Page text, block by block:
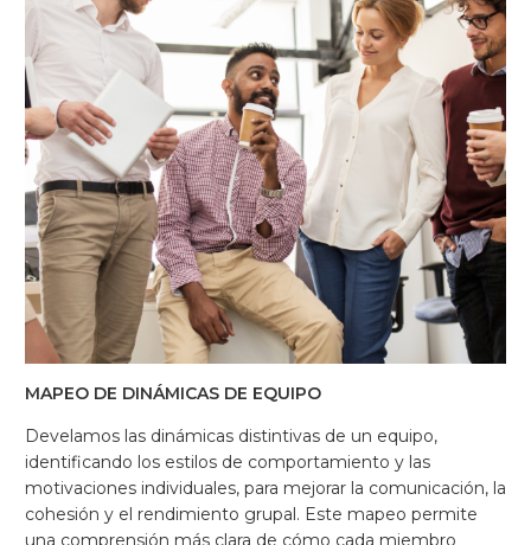
MAPEO DE DINÁMICAS DE EQUIPO
Develamos las dinámicas distintivas de un equipo,
identificando los estilos de comportamiento y las
motivaciones individuales, para mejorar la comunicación, la
cohesión y el rendimiento grupal. Este mapeo permite
una comprensión más clara de cómo cada miembro